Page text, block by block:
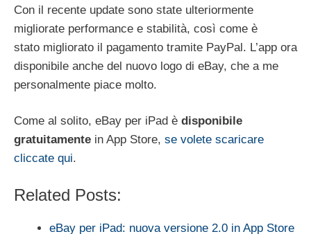
Con il recente update sono state ulteriormente
migliorate performance e stabilità, così come è
stato migliorato il pagamento tramite PayPal. L’app ora
disponibile anche del nuovo logo di eBay, che a me
personalmente piace molto.
Come al solito, eBay per iPad è disponibile
gratuitamente in App Store, se volete scaricare
cliccate qui.
Related Posts:
eBay per iPad: nuova versione 2.0 in App Store